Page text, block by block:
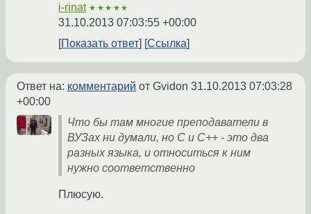
i-rinat ★★★★★
31.10.2013 07:03:55 +00:00
Показать ответ
Ссылка
Ответ на: комментарий от Gvidon 31.10.2013 07:03:28
+00:00
Что бы там многие преподаватели в
ВУЗах ни думали, но С и С++ - это два
разных языка, и относиться к ним
нужно соответственно
Плюсую.